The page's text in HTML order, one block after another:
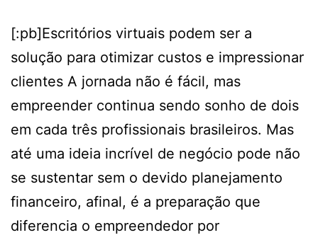
[:pb]Escritórios virtuais podem ser a
solução para otimizar custos e impressionar
clientes A jornada não é fácil, mas
empreender continua sendo sonho de dois
em cada três profissionais brasileiros. Mas
até uma ideia incrível de negócio pode não
se sustentar sem o devido planejamento
financeiro, afinal, é a preparação que
diferencia o empreendedor por